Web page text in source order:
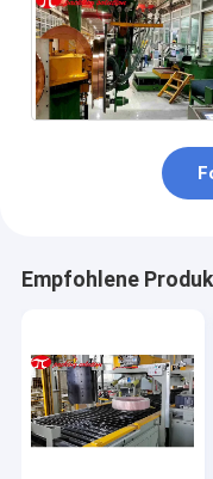
Empfohlene